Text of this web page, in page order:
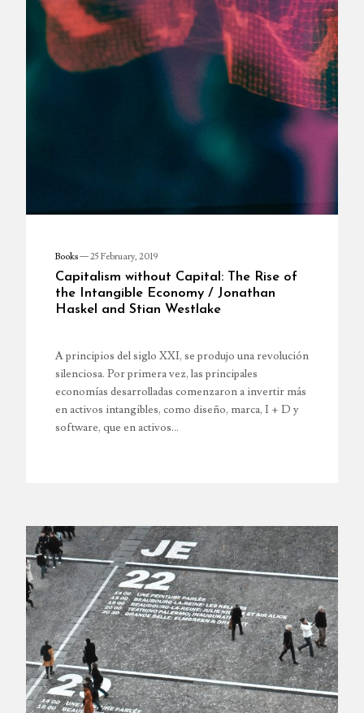
Books—25 February, 2019
Capitalism without Capital: The Rise of
the Intangible Economy / Jonathan
Haskel and Stian Westlake
A principios del siglo XXI, se produjo una revolución
silenciosa. Por primera vez, las principales
economías desarrolladas comenzaron a invertir más
en activos intangibles, como diseño, marca, I + D y
software, que en activos…